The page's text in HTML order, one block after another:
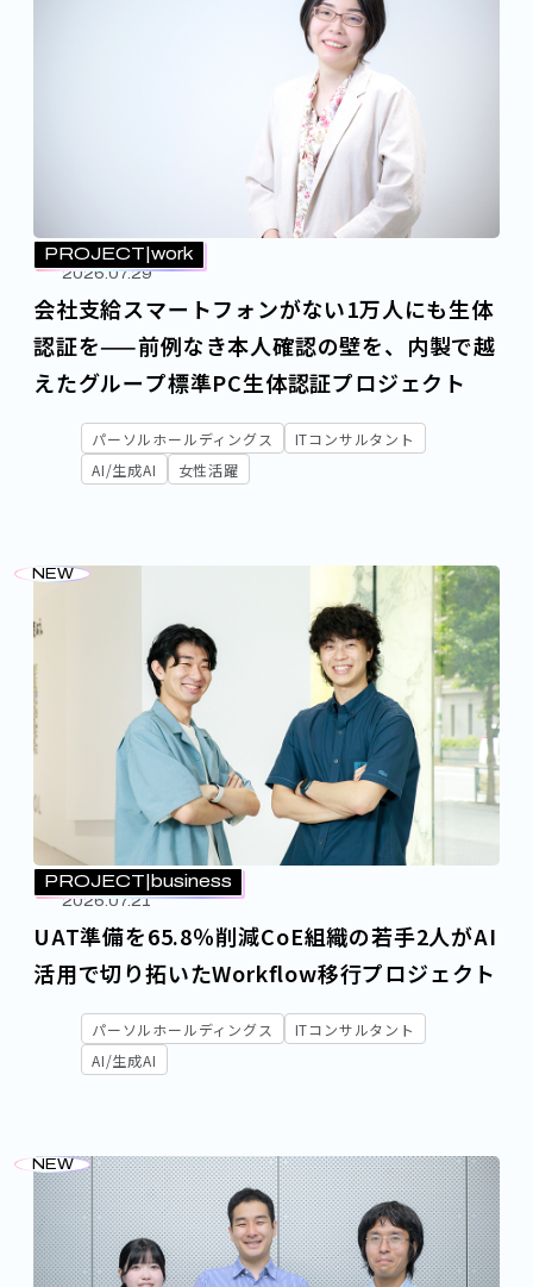
ストラテジスト
データアナリスト
幹部 管理職 エキスパート
キーワード
AI/生成AI 開発 セキュリティ 女性活躍
グローバル
組織・制度
PROJECT work
2026.07.29
会社支給スマートフォンがない1万人にも生体
認証を——前例なき本人確認の壁を、内製で越
えたグループ標準PC生体認証プロジェクト
パーソルホールディングス
ITコンサルタント
AI/生成AI
女性活躍
NEW
PROJECT business
2026.07.21
UAT準備を65.8％削減――CoE組織の若手2人がAI
活用で切り拓いたWorkflow移行プロジェクト
パーソルホールディングス
ITコンサルタント
AI/生成AI
NEW